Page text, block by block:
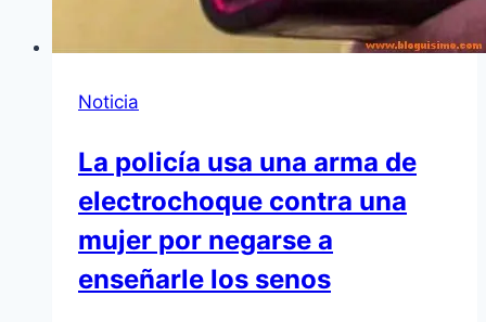
Noticia
La policía usa una arma de
electrochoque contra una
mujer por negarse a
enseñarle los senos